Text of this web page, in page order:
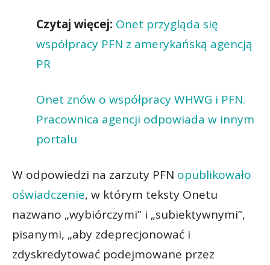
Czytaj więcej: Onet przygląda się
współpracy PFN z amerykańską agencją
PR
Onet znów o współpracy WHWG i PFN.
Pracownica agencji odpowiada w innym
portalu
W odpowiedzi na zarzuty PFN opublikowało
oświadczenie, w którym teksty Onetu
nazwano „wybiórczymi” i „subiektywnymi”,
pisanymi, „aby zdeprecjonować i
zdyskredytować podejmowane przez